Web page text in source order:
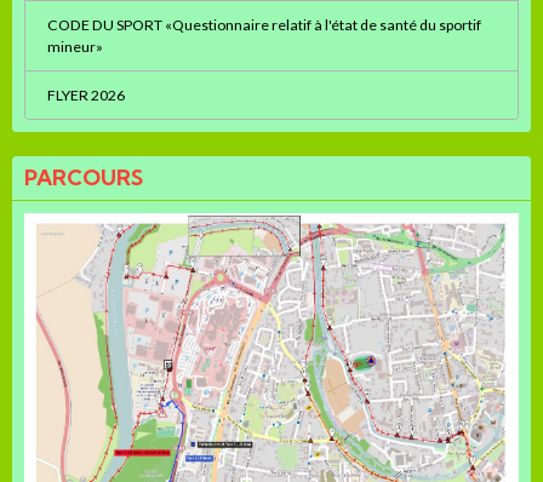
CODE DU SPORT «Questionnaire relatif à l'état de santé du sportif
mineur»
FLYER 2026
PARCOURS